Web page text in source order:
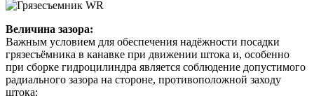
Величина зазора:
Важным условием для обеспечения надёжности посадки
грязесъёмника в канавке при движении штока и, особенно
при сборке гидроцилиндра является соблюдение допустимого
радиального зазора на стороне, противоположной заходу
штока: